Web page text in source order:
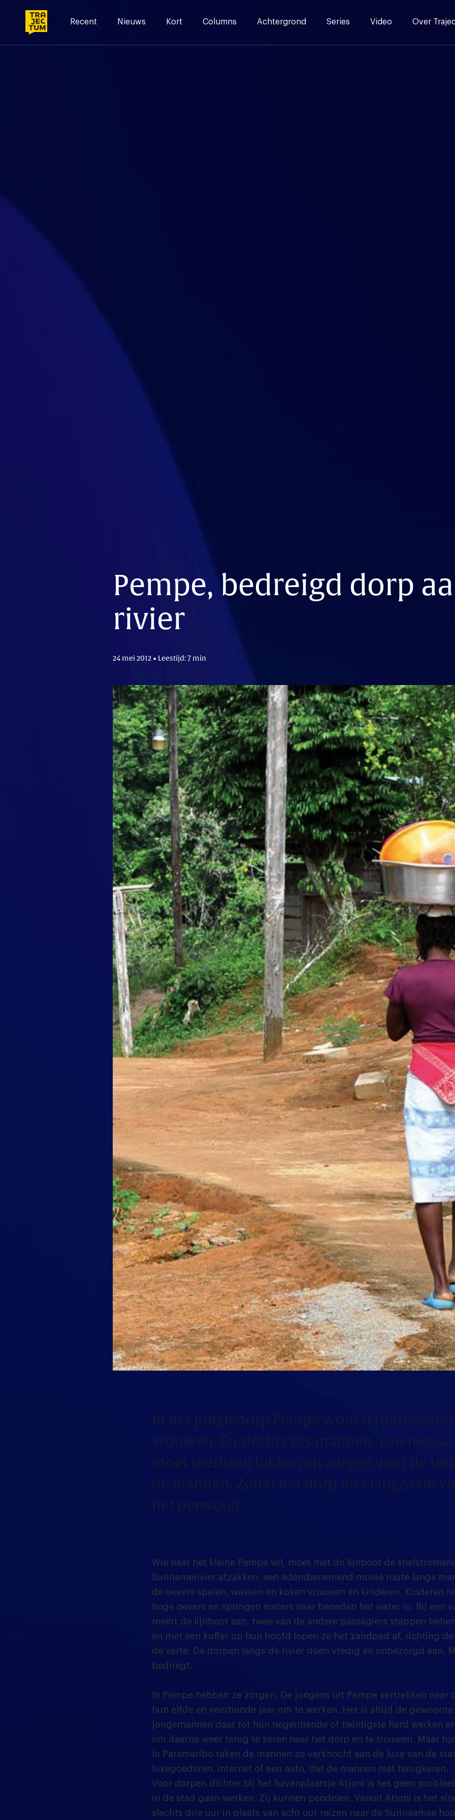
Recent Nieuws Kort Columns Achtergrond Series Video Over
Pempe, bedreigd dorp
rivier
24 mei 2012 • Leestijd: 7 min
In het jungledorp Pempe wonen ruim
vrouwen. En slechts zes mannen. Een
moet toeristen lokken en zorgen voor de
de mannen. Zodat het dorp niet langzaam
het oerwoud.
Wie naar het kleine Pempe wil, moet met de lijnboot de
Surinamerivier afzakken, een adembenemend mooie route langs
de oevers spelen, wassen en koken vrouwen en kinderen. Kinderen
hoge oevers en springen meters naar beneden het water in. Bij een
meert de lijnboot aan, twee van de andere passagiers stappen
en met een koffer op hun hoofd lopen ze het zandpad af, richting
de verte. De dorpen langs de rivier doen vredig en onbezorgd aan.
bedriegt.
In Pempe hebben ze zorgen. De jongens uit Pempe vertrekken naar
hun elfde en veertiende jaar om te werken. Het is altijd de
jongemannen daar tot hun negentiende of twintigste hard werken
om daarna weer terug te keren naar het dorp en te trouwen. Maar
In Paramaribo raken de mannen zo verknocht aan de luxe van de
luxegoederen, internet of een auto, dat de mannen niet terugkeren.
Voor dorpen dichter bij het havenplaatsje Atjoni is het geen
in de stad gaan werken. Zij kunnen pendelen. Vanuit Atjoni is het
slechts drie uur in plaats van acht uur reizen naar de Surinaamse